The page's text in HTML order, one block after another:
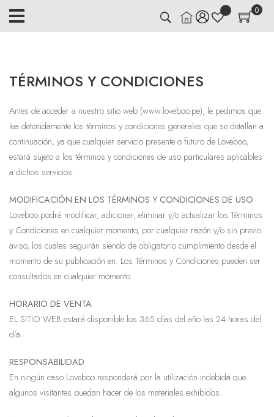
0
TÉRMINOS Y CONDICIONES
Antes de acceder a nuestro sitio web (www.loveboo.pe), le pedimos que
lea detenidamente los términos y condiciones generales que se detallan a
continuación, ya que cualquier servicio presente o futuro de Loveboo,
estará sujeto a los términos y condiciones de uso particulares aplicables
a dichos servicios.
MODIFICACIÓN EN LOS TÉRMINOS Y CONDICIONES DE USO
Loveboo podrá modificar, adicionar, eliminar y/o actualizar los Términos
y Condiciones en cualquier momento, por cualquier razón y/o sin previo
aviso, los cuales seguirán siendo de obligatorio cumplimiento desde el
momento de su publicación en. Los Términos y Condiciones pueden ser
consultados en cualquier momento.
HORARIO DE VENTA
EL SITIO WEB estará disponible los 365 días del año las 24 horas del
día.
RESPONSABILIDAD
En ningún caso Loveboo responderá por la utilización indebida que
algunos visitantes puedan hacer de los materiales exhibidos.